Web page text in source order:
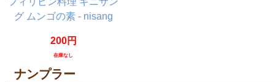
グ ムンゴの素 - nisang
200円
在庫なし
ナンプラー